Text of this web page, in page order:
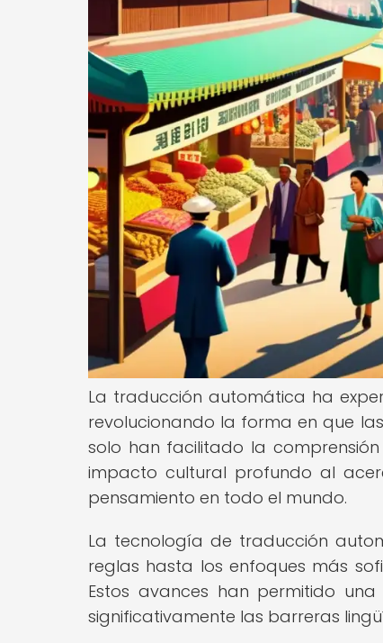
La traducción automática ha
revolucionando la forma en que
solo han facilitado la
impacto cultural profundo al
pensamiento en todo el mundo.
La tecnología de traducción
reglas hasta los enfoques más
Estos avances han permitido
significativamente las barreras